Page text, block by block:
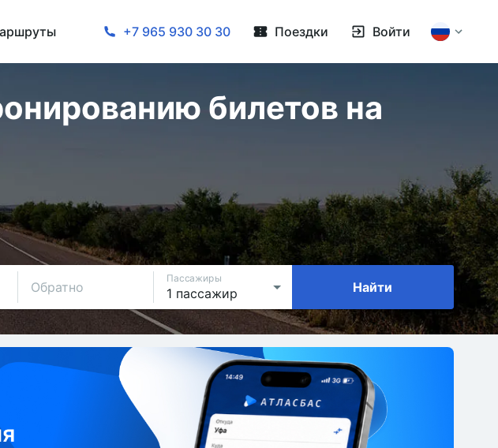
+7 965 930 30 30 Поездки Войти
билетов на
Обратно
Пассажиры
Найти